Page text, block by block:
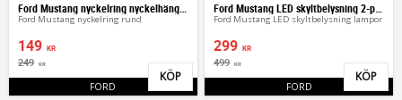
Ford Mustang nyckelring rund
149 KR
249 KR
FORD Lägg till i favoriter
KÖP
Ford Mustang LED skyltbelysning lampor
299 KR
499 KR
FORD
KÖP